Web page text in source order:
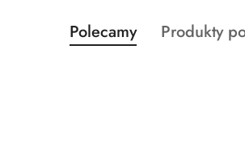
Pomiń karuzelę produktów
Produkty
o
Polecamy
Produkty
Produkty